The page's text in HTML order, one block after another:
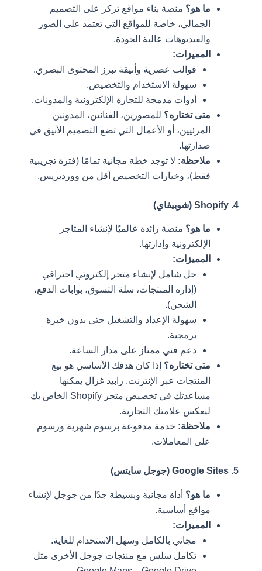
ما هو؟منصة بناء مواقع تركز على التصميم
الجمالي، خاصة للمواقع التي تعتمد على الصور
والفيديوهات عالية الجودة.
المميزات:
قوالب عصرية وأنيقة تبرز المحتوى البصري.
سهولة الاستخدام والتخصيص.
أدوات مدمجة للتجارة الإلكترونية والمدونات.
متى تختاره؟ للمصورين، الفنانين، المدونين
المرئيين، أو الأعمال التي تضع التصميم الأنيق في
صدارتها.
ملاحظة:لا توجد خطة مجانية تمامًا (فترة تجريبية
فقط)، وخيارات التخصيص أقل من ووردبريس.
ما هو؟منصة رائدة عالميًا لإنشاء المتاجر
الإلكترونية وإدارتها.
المميزات:
حل شامل لإنشاء متجر إلكتروني احترافي
(إدارة المنتجات، سلة التسوق، بوابات الدفع،
الشحن).
سهولة الإعداد والتشغيل حتى بدون خبرة
برمجية.
دعم فني ممتاز على مدار الساعة.
متى تختاره؟ إذا كان هدفك الأساسي هو بيع
المنتجات عبر الإنترنت. رابيد غزال يمكنها
مساعدتك في تخصيص متجر Shopify الخاص بك
ليعكس علامتك التجارية.
ملاحظة:خدمة مدفوعة برسوم شهرية ورسوم
على المعاملات.
ما هو؟أداة مجانية وبسيطة جدًا من جوجل لإنشاء
مواقع أساسية.
المميزات:
مجاني بالكامل وسهل الاستخدام للغاية.
تكامل سلس مع منتجات جوجل الأخرى مثل